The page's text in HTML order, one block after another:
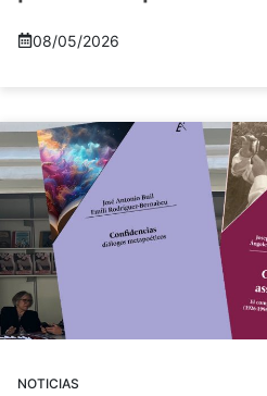
08/05/2026
NOTICIAS